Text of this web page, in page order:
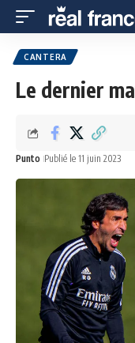
CANTERA
Le dernier
Punto Publié le 11 juin 2023